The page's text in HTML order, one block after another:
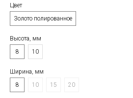
Цвет
Золото полированное
Высота, мм
8
10
Ширина, мм
8
10 15 20